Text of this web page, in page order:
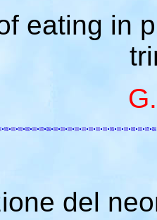
eating in
del